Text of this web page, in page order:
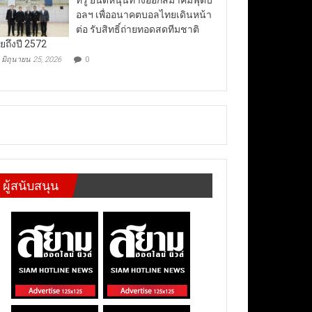
อลฯ เพื่ออนาคตบอลไทยเดินหน้า
ต่อ รับสิทธิ์ถ่ายทอดสดทีมชาติ
ถึงปี 2572
มิถุนายน 25, 2026 0
ผู้สนับสนุน